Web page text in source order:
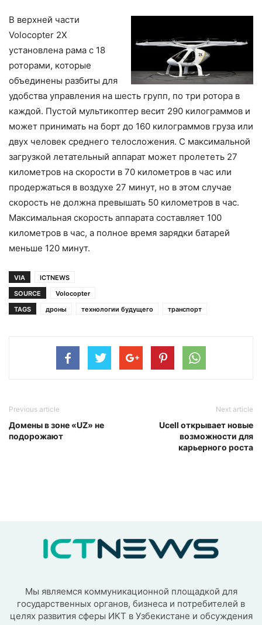
В верхней части
Volocopter 2X
установлена рама с 18
роторами, которые
объединены разбиты для
удобства управления на шесть групп, по три ротора в
каждой. Пустой мультикоптер весит 290 килограммов и
может принимать на борт до 160 килограммов груза или
двух человек среднего телосложения. С максимальной
загрузкой летательный аппарат может пролететь 27
километров на скорости в 70 километров в час или
продержаться в воздухе 27 минут, но в этом случае
скорость не должна превышать 50 километров в час.
Максимальная скорость аппарата составляет 100
километров в час, а полное время зарядки батарей
меньше 120 минут.
VIA
ICTNEWS
SOURCE
Volocopter
TAGS
дроны технологии будущего транспорт
Previous article
Домены в зоне «UZ» не
подорожают
Next article
Ucell открывает новые
возможности для
карьерного роста
Мы являемся коммуникационной площадкой для
государственных органов, бизнеса и потребителей в
целях развития сферы ИКТ в Узбекистане и обсуждения